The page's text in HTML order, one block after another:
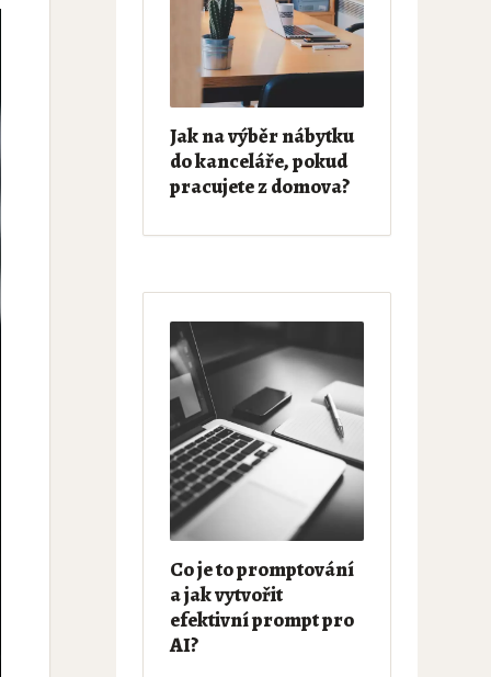
Jak na výběr nábytku
do kanceláře, pokud
pracujete z domova?
Co je to promptování
a jak vytvořit
efektivní prompt pro
AI?